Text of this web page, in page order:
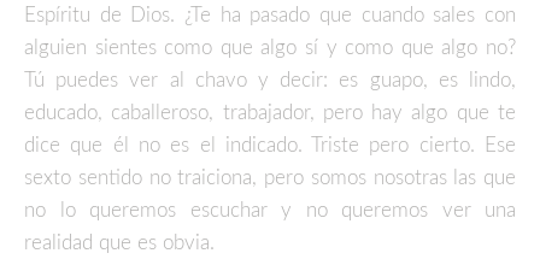
Espíritu de Dios. ¿Te ha pasado que cuando sales con
alguien sientes como que algo sí y como que algo no?
Tú puedes ver al chavo y decir: es guapo, es lindo,
educado, caballeroso, trabajador, pero hay algo que te
dice que él no es el indicado. Triste pero cierto. Ese
sexto sentido no traiciona, pero somos nosotras las que
no lo queremos escuchar y no queremos ver una
realidad que es obvia.